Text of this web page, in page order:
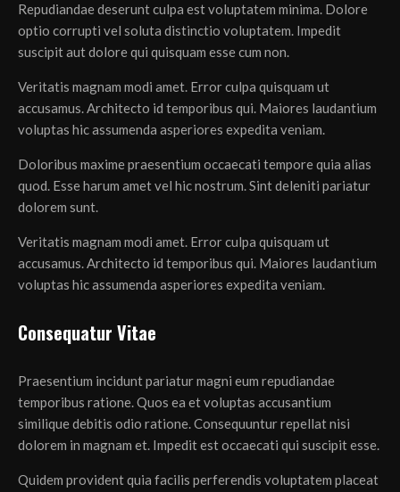
Repudiandae deserunt culpa est voluptatem minima. Dolore
optio corrupti vel soluta distinctio voluptatem. Impedit
suscipit aut dolore qui quisquam esse cum non.
Veritatis magnam modi amet. Error culpa quisquam ut
accusamus. Architecto id temporibus qui. Maiores laudantium
voluptas hic assumenda asperiores expedita veniam.
Doloribus maxime praesentium occaecati tempore quia alias
quod. Esse harum amet vel hic nostrum. Sint deleniti pariatur
dolorem sunt.
Veritatis magnam modi amet. Error culpa quisquam ut
accusamus. Architecto id temporibus qui. Maiores laudantium
voluptas hic assumenda asperiores expedita veniam.
Consequatur Vitae
Praesentium incidunt pariatur magni eum repudiandae
temporibus ratione. Quos ea et voluptas accusantium
similique debitis odio ratione. Consequuntur repellat nisi
dolorem in magnam et. Impedit est occaecati qui suscipit esse.
Quidem provident quia facilis perferendis voluptatem placeat